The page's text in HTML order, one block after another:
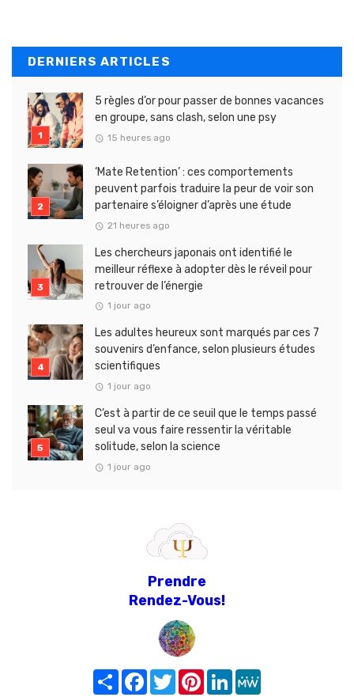
DERNIERS ARTICLES
5 règles d’or pour passer de bonnes vacances
en groupe, sans clash, selon une psy
15 heures ago
‘Mate Retention’ : ces comportements
peuvent parfois traduire la peur de voir son
partenaire s’éloigner d’après une étude
21 heures ago
Les chercheurs japonais ont identifié le
meilleur réflexe à adopter dès le réveil pour
retrouver de l’énergie
1 jour ago
Les adultes heureux sont marqués par ces 7
souvenirs d’enfance, selon plusieurs études
scientifiques
1 jour ago
C’est à partir de ce seuil que le temps passé
seul va vous faire ressentir la véritable
solitude, selon la science
1 jour ago
Prendre
Rendez-Vous!
Share FacebookTwitterPinterest
LinkedIn